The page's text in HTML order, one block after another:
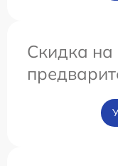
Скидка на